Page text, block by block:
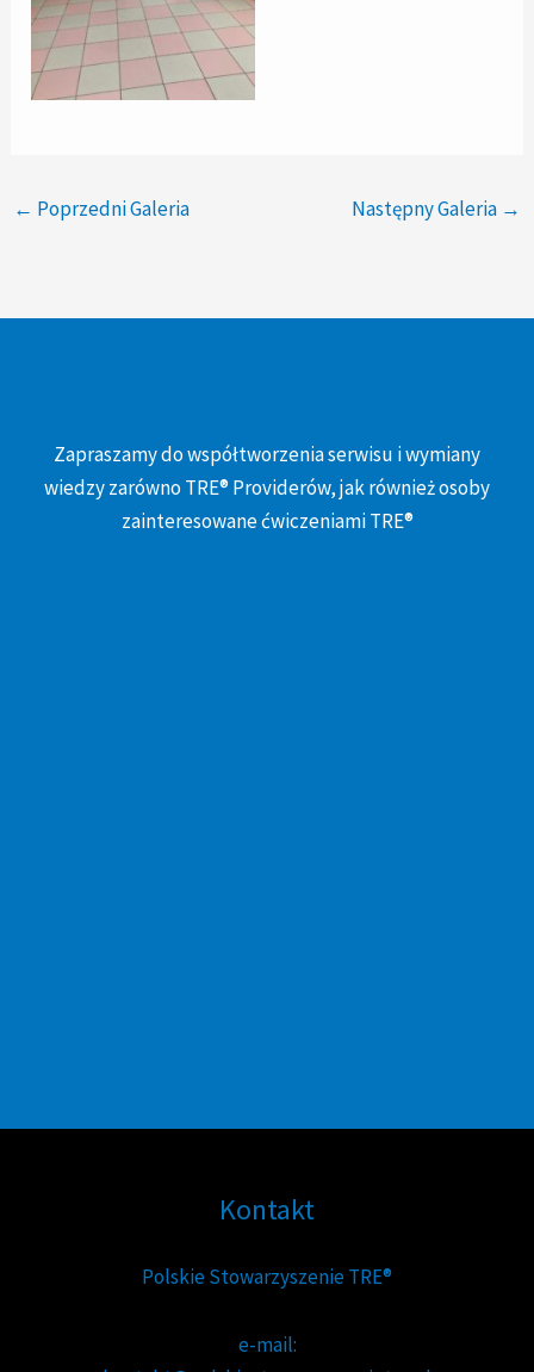
← Poprzedni Galeria Następny Galeria →
Zapraszamy do współtworzenia serwisu i wymiany
wiedzy zarówno TRE® Providerów, jak również osoby
zainteresowane ćwiczeniami TRE®
Kontakt
Polskie Stowarzyszenie TRE®
e-mail: